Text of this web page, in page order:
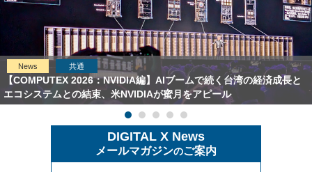
News 共通
【COMPUTEX 2026：NVIDIA編】AIブームで続く台湾の経済成長と
エコシステムとの結束、米NVIDIAが蜜月をアピール
DIGITAL X News
メールマガジンのご案内